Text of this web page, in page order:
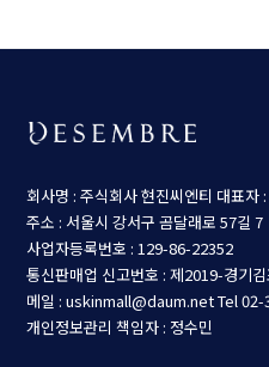
회사명 : 주식회사 현진씨엔티 대표자
주소 : 서울시 강서구 곰달래로 57길 7
사업자등록번호 : 129-86-22352
통신판매업 신고번호 : 제2019-경기
메일 : uskinmall@daum.netTel
개인정보관리 책임자 : 정수민